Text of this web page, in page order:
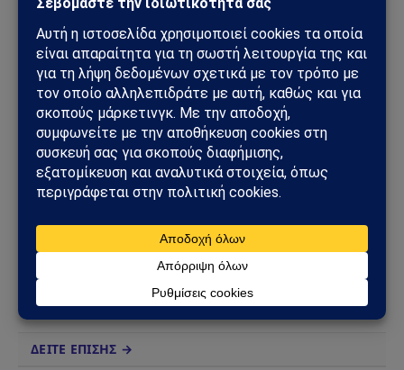
Facebook Twitter Pinterest Tumblr
Sahiel Newsroom
Facebook
(Twitter)
PinterestInstagram
και ανάλυσης με έμφαση στη γεωπολιτική, τη διεθνή
ασφάλεια, τα εθνικά ζητήματα και τις διεθνείς εξελίξεις
που επηρεάζουν την Ελλάδα και τον ευρύτερο ελληνισμό.
ΔΕΙΤΕ ΕΠΙΣΗΣ →